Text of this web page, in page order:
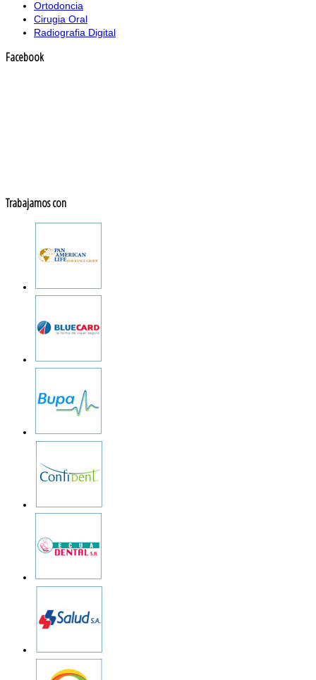
Ortodoncia
Cirugia Oral
Radiografia Digital
Facebook
Trabajamos con